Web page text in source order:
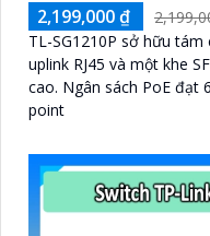
2,199,000 ₫
TL-SG1210P sở hữu
uplink RJ45 và một khe
cao. Ngân sách PoE đạt 63 W phù hợp camera và access
point